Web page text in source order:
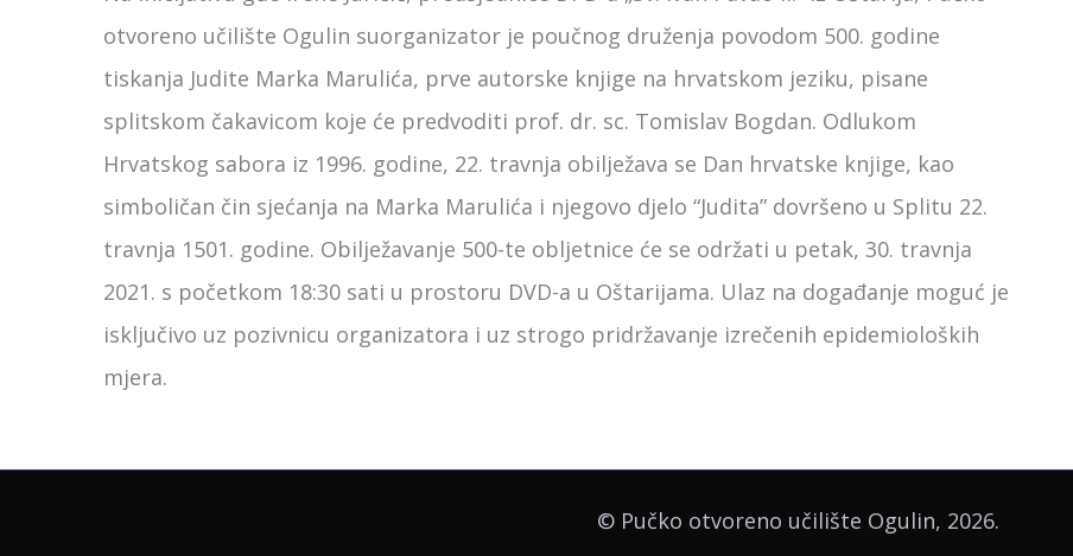
otvoreno učilište Ogulin suorganizator je poučnog druženja povodom 500. godine
tiskanja Judite Marka Marulića, prve autorske knjige na hrvatskom jeziku, pisane
splitskom čakavicom koje će predvoditi prof. dr. sc. Tomislav Bogdan. Odlukom
Hrvatskog sabora iz 1996. godine, 22. travnja obilježava se Dan hrvatske knjige, kao
simboličan čin sjećanja na Marka Marulića i njegovo djelo “Judita” dovršeno u Splitu 22.
travnja 1501. godine. Obilježavanje 500-te obljetnice će se održati u petak, 30. travnja
2021. s početkom 18:30 sati u prostoru DVD-a u Oštarijama. Ulaz na događanje moguć je
isključivo uz pozivnicu organizatora i uz strogo pridržavanje izrečenih epidemioloških
mjera.
© Pučko otvoreno učilište Ogulin, 2026.